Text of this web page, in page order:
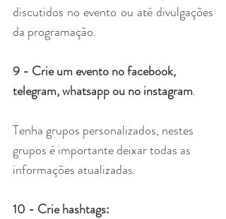
discutidos no evento ou até divulgações
da programação.
9 - Crie um evento no facebook,
telegram, whatsapp ou no instagram.
Tenha grupos personalizados, nestes
grupos é importante deixar todas as
informações atualizadas.
10 - Crie hashtags: